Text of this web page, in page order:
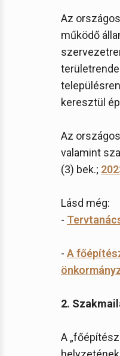
Az
működő
keresztül
Az
valamint
(3) bek.;
Lásd még:
-
- A
2.
A